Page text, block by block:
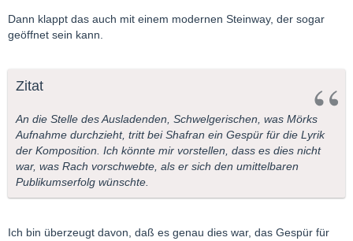
Dann klappt das auch mit einem modernen Steinway, der sogar
geöffnet sein kann.
Zitat
An die Stelle des Ausladenden, Schwelgerischen, was Mörks
Aufnahme durchzieht, tritt bei Shafran ein Gespür für die Lyrik
der Komposition. Ich könnte mir vorstellen, dass es dies nicht
war, was Rach vorschwebte, als er sich den umittelbaren
Publikumserfolg wünschte.
Ich bin überzeugt davon, daß es genau dies war, das Gespür für